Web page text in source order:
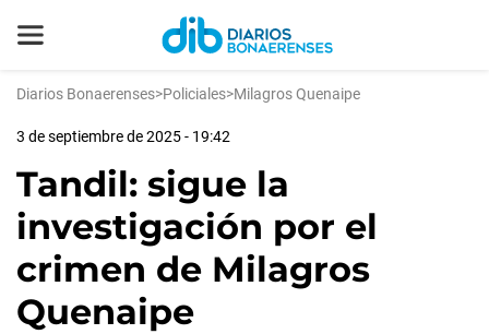
Diarios Bonaerenses>Policiales>Milagros Quenaipe
3 de septiembre de 2025 - 19:42
Tandil: sigue la
investigación por el
crimen de Milagros
Quenaipe